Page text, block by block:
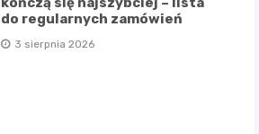
do regularnych zamówień
3 sierpnia 2026